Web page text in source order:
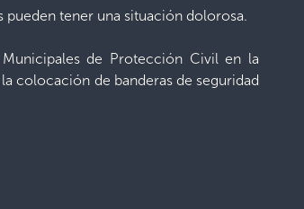
tener una situación dolorosa.
de Protección Civil en la
colocación de banderas de seguridad